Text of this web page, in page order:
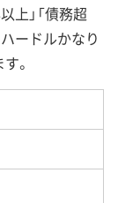
上」「債務超
ードルかなり
。